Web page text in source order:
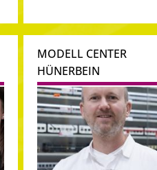
MODELL CENTER
HÜNERBEIN